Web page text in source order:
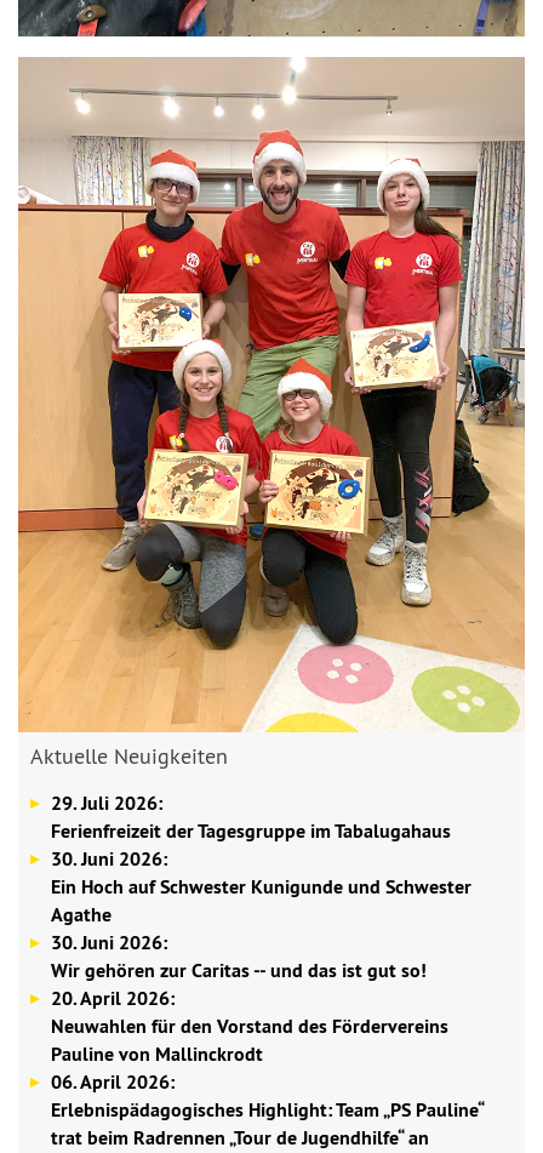
Aktuelle Neuigkeiten
29. Juli 2026:
Ferienfreizeit der Tagesgruppe im Tabalugahaus
30. Juni 2026:
Ein Hoch auf Schwester Kunigunde und Schwester
Agathe
30. Juni 2026:
Wir gehören zur Caritas -- und das ist gut so!
20. April 2026:
Neuwahlen für den Vorstand des Fördervereins
Pauline von Mallinckrodt
06. April 2026:
Erlebnispädagogisches Highlight: Team „PS Pauline“
trat beim Radrennen „Tour de Jugendhilfe“ an